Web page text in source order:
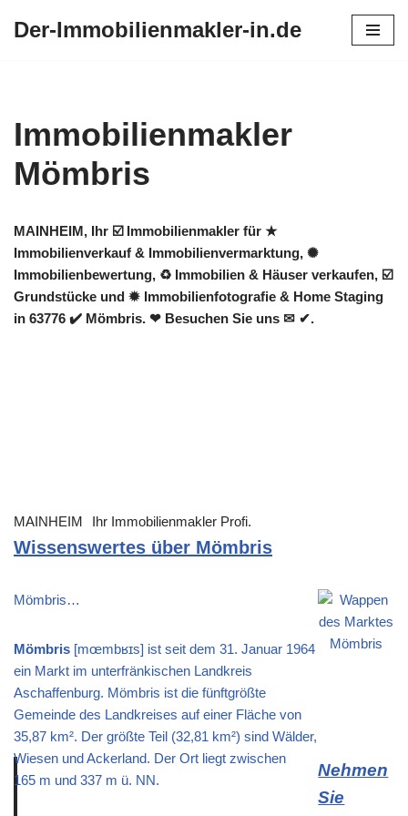
Der-Immobilienmakler-in.de
Immobilienmakler
Mömbris
MAINHEIM, Ihr ☑️ Immobilienmakler für ★
Immobilienverkauf & Immobilienvermarktung, ✺
Immobilienbewertung, ♻ Immobilien & Häuser verkaufen, ☑️
Grundstücke und ✹ Immobilienfotografie & Home Staging
in 63776 ✔️ Mömbris. ❤ Besuchen Sie uns ✉ ✔.
MAINHEIM Ihr Immobilienmakler Profi.
Wissenswertes über Mömbris
Mömbris…
Mömbris [mœmbʁɪs] ist seit dem 31. Januar 1964
ein Markt im unterfränkischen Landkreis
Aschaffenburg. Mömbris ist die fünftgrößte
Gemeinde des Landkreises auf einer Fläche von
35,87 km². Der größte Teil (32,81 km²) sind Wälder,
Wiesen und Ackerland. Der Ort liegt zwischen
165 m und 337 m ü. NN.
Nehmen
Sie